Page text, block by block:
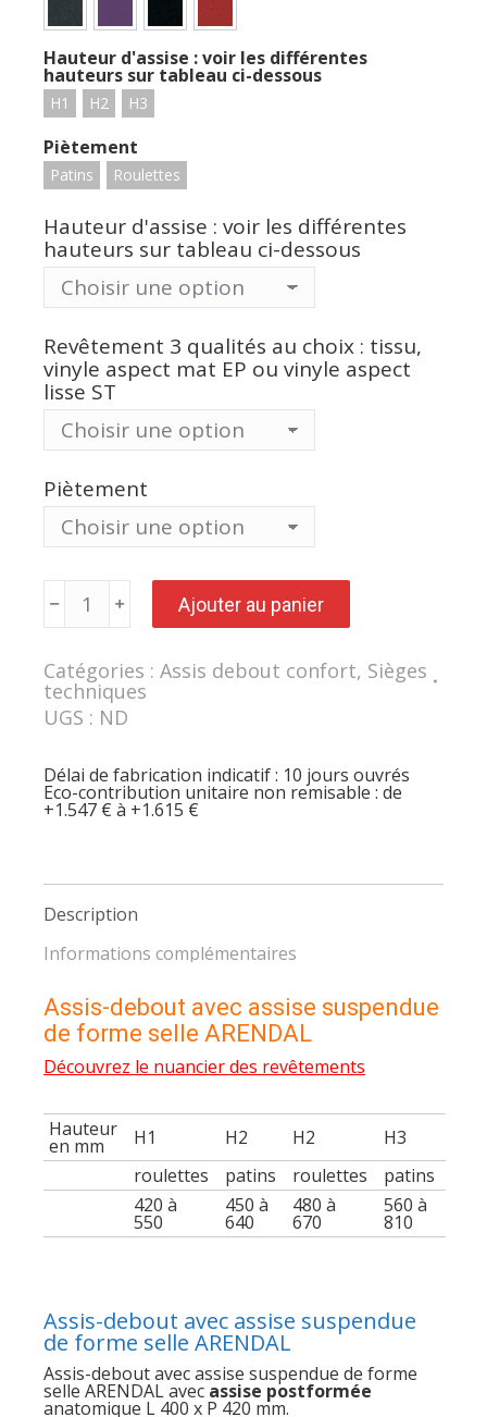
Hauteur d'assise : voir les différentes
hauteurs sur tableau ci-dessous
H1 H2 H3
Piètement
Patins Roulettes
Hauteur d'assise : voir les différentes
hauteurs sur tableau ci-dessous
Revêtement 3 qualités au choix : tissu,
vinyle aspect mat EP ou vinyle aspect
lisse ST
Piètement
quantité
de
Assis-
assise
suspendue
de
forme
Ajouter au panier
Catégories : Assis debout confort, Sièges
techniques
UGS : ND
Délai de fabrication indicatif : 10 jours ouvrés
Eco-contribution unitaire non remisable : de
+1.547 € à +1.615 €
Description
Informations complémentaires
Assis-debout avec assise suspendue
de forme selle ARENDAL
Découvrez le nuancier des revêtements
Hauteur
en mm H1 H2 H2
H3
roulettes
patins roulettes
patins
420 à
550
450 à
640
480 à
670
560 à
810
Assis-debout avec assise suspendue
de forme selle ARENDAL
Assis-debout avec assise suspendue de forme
selle ARENDAL avec assise postformée
anatomique L 400 x P 420 mm.